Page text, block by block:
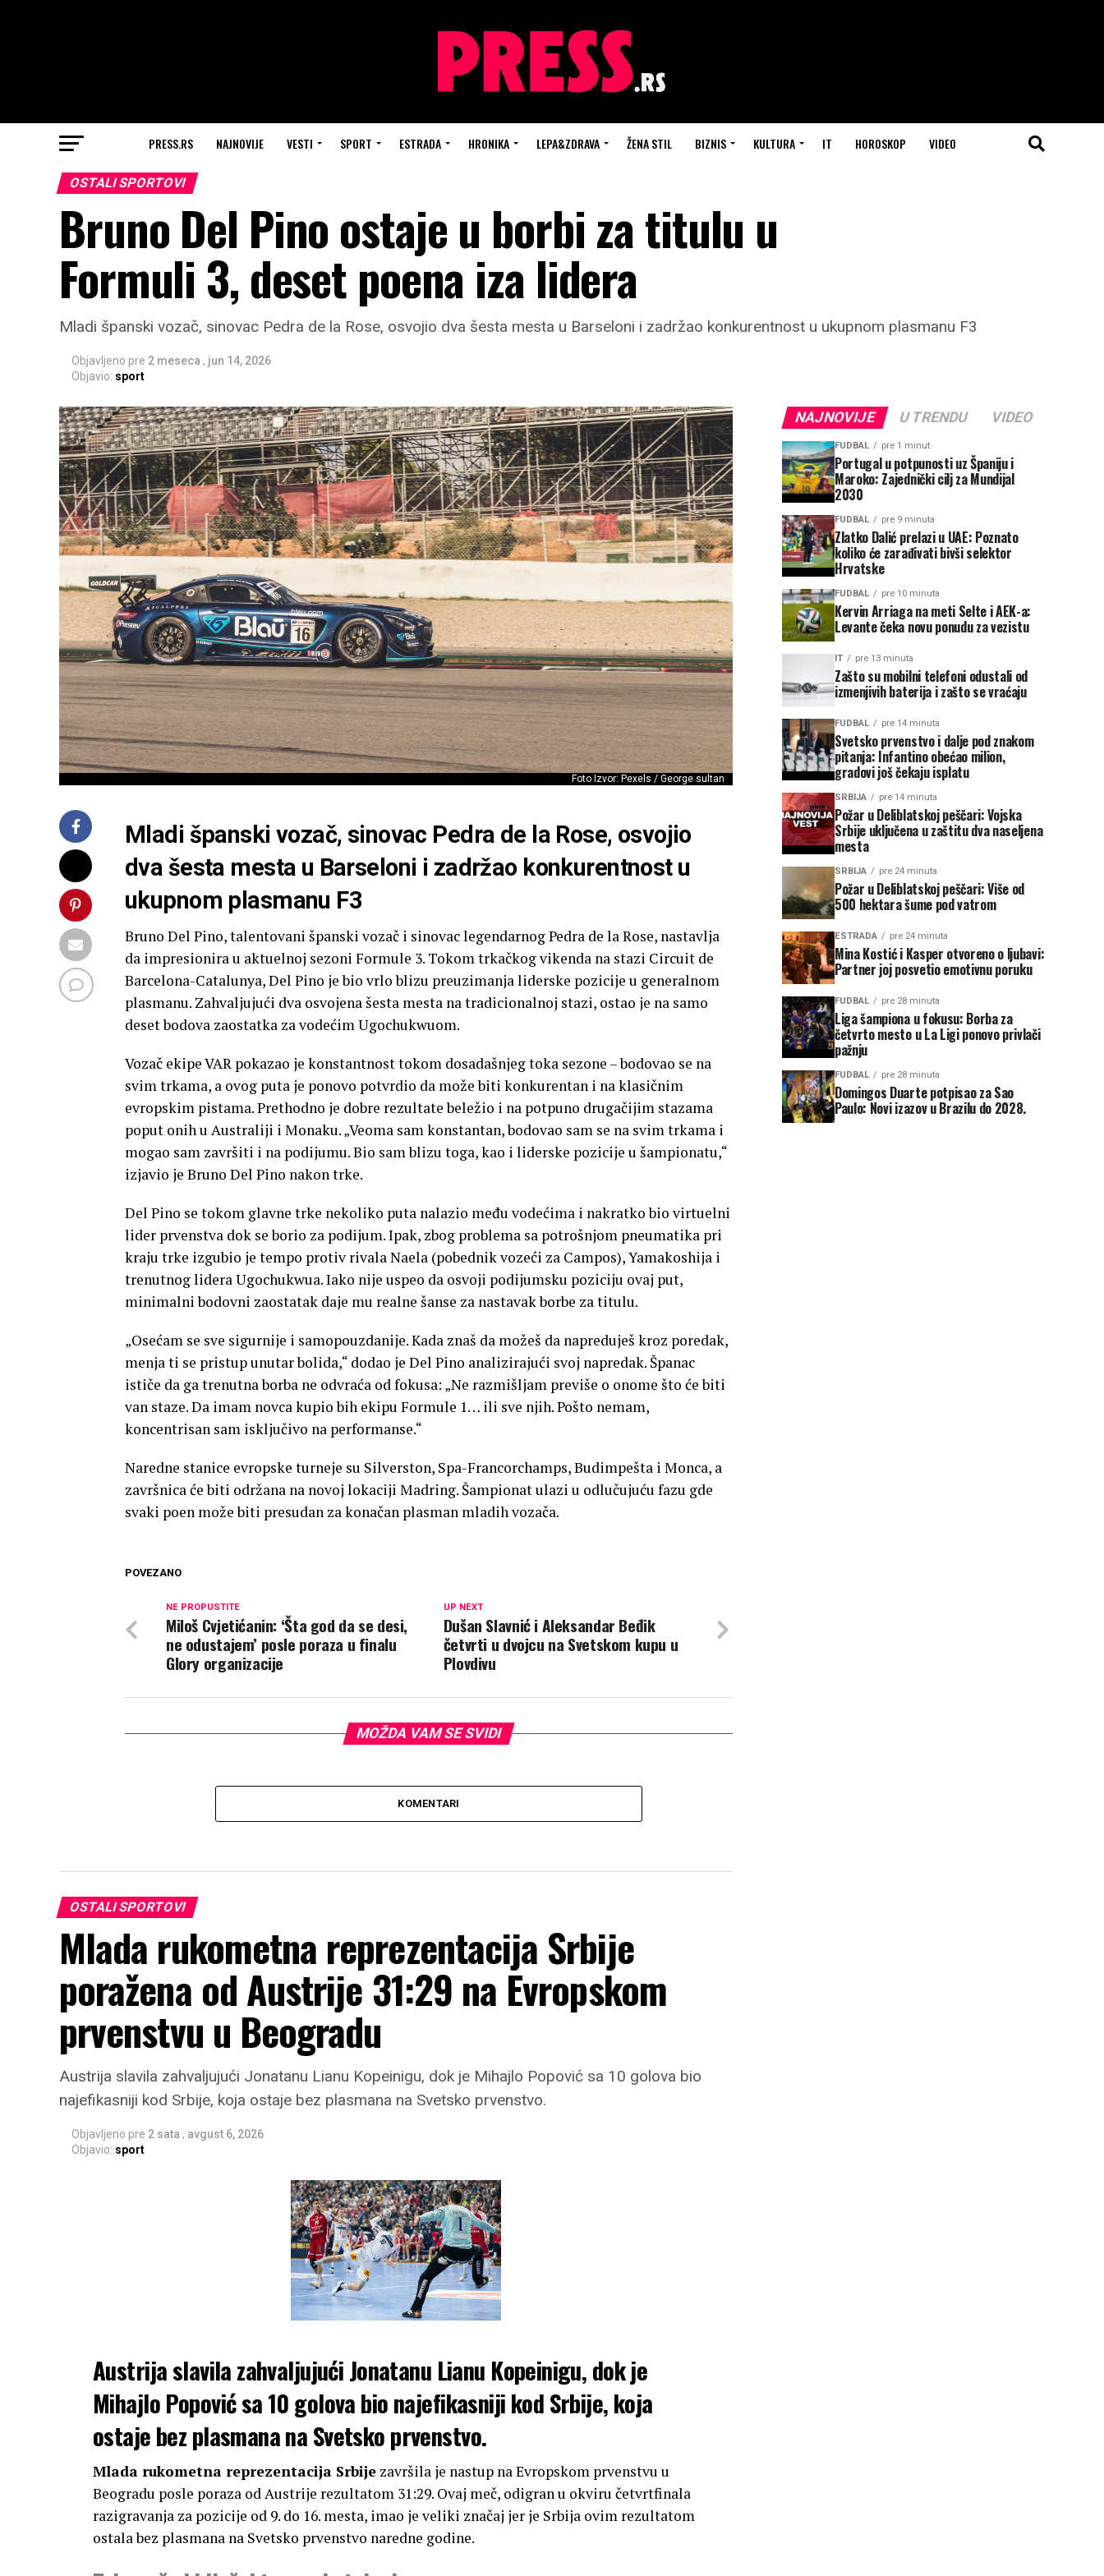
PRESS.RS NAJNOVIJE VESTI SPORT ESTRADA HRONIKA LEPA&ZDRAVA ŽENA STIL BIZNIS KULTURA IT HOROSKOP VIDEO
OSTALI SPORTOVI
Bruno Del Pino ostaje u borbi za titulu u
Formuli 3, deset poena iza lidera
Mladi španski vozač, sinovac Pedra de la Rose, osvojio dva šesta mesta u Barseloni i zadržao konkurentnost u ukupnom plasmanu F3
Objavljeno pre 2 meseca , jun 14, 2026
Objavio: sport
Foto Izvor: Pexels / George sultan
Mladi španski vozač, sinovac Pedra de la Rose, osvojio
dva šesta mesta u Barseloni i zadržao konkurentnost u
ukupnom plasmanu F3
Bruno Del Pino, talentovani španski vozač i sinovac legendarnog Pedra de la Rose, nastavlja
da impresionira u aktuelnoj sezoni Formule 3. Tokom trkačkog vikenda na stazi Circuit de
Barcelona-Catalunya, Del Pino je bio vrlo blizu preuzimanja liderske pozicije u generalnom
plasmanu. Zahvaljujući dva osvojena šesta mesta na tradicionalnoj stazi, ostao je na samo
deset bodova zaostatka za vodećim Ugochukwuom.
Vozač ekipe VAR pokazao je konstantnost tokom dosadašnjeg toka sezone – bodovao se na
svim trkama, a ovog puta je ponovo potvrdio da može biti konkurentan i na klasičnim
evropskim pistama. Prethodno je dobre rezultate beležio i na potpuno drugačijim stazama
poput onih u Australiji i Monaku. „Veoma sam konstantan, bodovao sam se na svim trkama i
mogao sam završiti i na podijumu. Bio sam blizu toga, kao i liderske pozicije u šampionatu,“
izjavio je Bruno Del Pino nakon trke.
Del Pino se tokom glavne trke nekoliko puta nalazio među vodećima i nakratko bio virtuelni
lider prvenstva dok se borio za podijum. Ipak, zbog problema sa potrošnjom pneumatika pri
kraju trke izgubio je tempo protiv rivala Naela (pobednik vozeći za Campos), Yamakoshija i
trenutnog lidera Ugochukwua. Iako nije uspeo da osvoji podijumsku poziciju ovaj put,
minimalni bodovni zaostatak daje mu realne šanse za nastavak borbe za titulu.
„Osećam se sve sigurnije i samopouzdanije. Kada znaš da možeš da napreduješ kroz poredak,
menja ti se pristup unutar bolida,“ dodao je Del Pino analizirajući svoj napredak. Španac
ističe da ga trenutna borba ne odvraća od fokusa: „Ne razmišljam previše o onome što će biti
van staze. Da imam novca kupio bih ekipu Formule 1… ili sve njih. Pošto nemam,
koncentrisan sam isključivo na performanse.“
Naredne stanice evropske turneje su Silverston, Spa-Francorchamps, Budimpešta i Monca, a
završnica će biti održana na novoj lokaciji Madring. Šampionat ulazi u odlučujuću fazu gde
svaki poen može biti presudan za konačan plasman mladih vozača.
POVEZANO
UP NEXT
Dušan Slavnić i Aleksandar Beđik
četvrti u dvojcu na Svetskom kupu u
Plovdivu
NE PROPUSTITE
Miloš Cvjetićanin: ‘Šta god da se desi,
ne odustajem’ posle poraza u finalu
Glory organizacije
MOŽDA VAM SE SVIDI
KOMENTARI
OSTALI SPORTOVI
Mlada rukometna reprezentacija Srbije
poražena od Austrije 31:29 na Evropskom
prvenstvu u Beogradu
Austrija slavila zahvaljujući Jonatanu Lianu Kopeinigu, dok je Mihajlo Popović sa 10 golova bio
najefikasniji kod Srbije, koja ostaje bez plasmana na Svetsko prvenstvo.
Objavljeno pre 2 sata , avgust 6, 2026
Objavio: sport
Austrija slavila zahvaljujući Jonatanu Lianu Kopeinigu, dok je
Mihajlo Popović sa 10 golova bio najefikasniji kod Srbije, koja
ostaje bez plasmana na Svetsko prvenstvo.
Mlada rukometna reprezentacija Srbije završila je nastup na Evropskom prvenstvu u
Beogradu posle poraza od Austrije rezultatom 31:29. Ovaj meč, odigran u okviru četvrtfinala
razigravanja za pozicije od 9. do 16. mesta, imao je veliki značaj jer je Srbija ovim rezultatom
ostala bez plasmana na Svetsko prvenstvo naredne godine.
NAJNOVIJE U TRENDU VIDEO
FUDBAL pre 1 minut
Portugal u potpunosti uz Španiju i
Maroko: Zajednički cilj za Mundijal
2030
FUDBAL pre 9 minuta
Zlatko Dalić prelazi u UAE: Poznato
koliko će zarađivati bivši selektor
Hrvatske
FUDBAL pre 10 minuta
Kervin Arriaga na meti Selte i AEK-a:
Levante čeka novu ponudu za vezistu
IT pre 13 minuta
Zašto su mobilni telefoni odustali od
izmenjivih baterija i zašto se vraćaju
FUDBAL pre 14 minuta
Svetsko prvenstvo i dalje pod znakom
pitanja: Infantino obećao milion,
gradovi još čekaju isplatu
SRBIJA pre 14 minuta
Požar u Deliblatskoj peščari: Vojska
Srbije uključena u zaštitu dva naseljena
mesta
SRBIJA pre 24 minuta
Požar u Deliblatskoj peščari: Više od
500 hektara šume pod vatrom
ESTRADA pre 24 minuta
Mina Kostić i Kasper otvoreno o ljubavi:
Partner joj posvetio emotivnu poruku
FUDBAL pre 28 minuta
Liga šampiona u fokusu: Borba za
četvrto mesto u La Ligi ponovo privlači
pažnju
FUDBAL pre 28 minuta
Domingos Duarte potpisao za Sao
Paulo: Novi izazov u Brazilu do 2028.